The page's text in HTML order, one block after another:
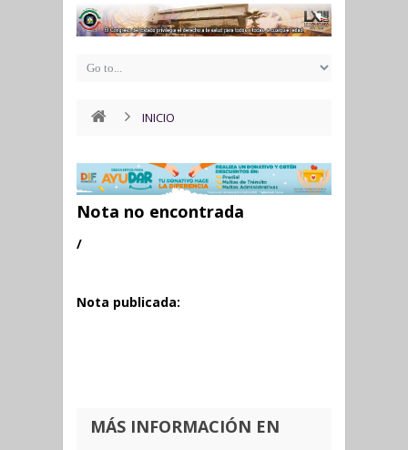
INICIO
Nota no encontrada
/
Nota publicada:
MÁS INFORMACIÓN EN